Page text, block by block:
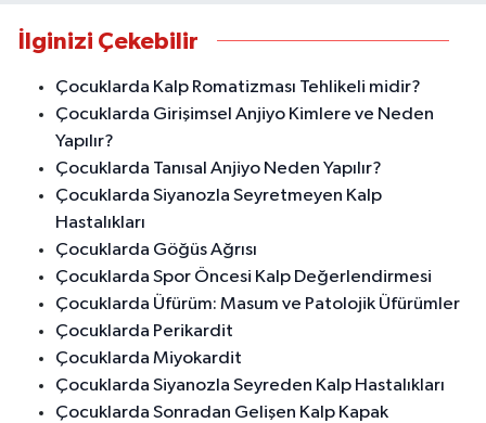
İlginizi Çekebilir
Çocuklarda Kalp Romatizması Tehlikeli midir?
Çocuklarda Girişimsel Anjiyo Kimlere ve Neden
Yapılır?
Çocuklarda Tanısal Anjiyo Neden Yapılır?
Çocuklarda Siyanozla Seyretmeyen Kalp
Hastalıkları
Çocuklarda Göğüs Ağrısı
Çocuklarda Spor Öncesi Kalp Değerlendirmesi
Çocuklarda Üfürüm: Masum ve Patolojik Üfürümler
Çocuklarda Perikardit
Çocuklarda Miyokardit
Çocuklarda Siyanozla Seyreden Kalp Hastalıkları
Çocuklarda Sonradan Gelişen Kalp Kapak